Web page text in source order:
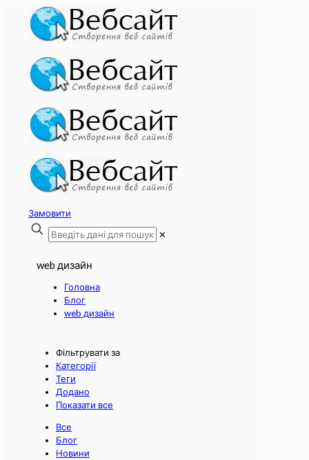
Замовити
✕
web дизайн
Головна
Блог
web дизайн
Фільтрувати за
Категорії
Теги
Додано
Показати все
Все
Блог
Новини